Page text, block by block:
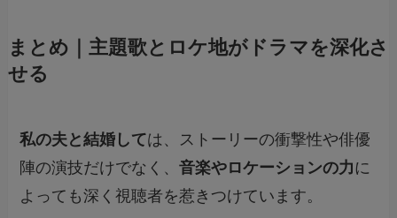
まとめ｜主題歌とロケ地がドラマを深化さ
せる
私の夫と結婚しては、ストーリーの衝撃性や俳優
陣の演技だけでなく、音楽やロケーションの力 に
よっても深く視聴者を惹きつけています。